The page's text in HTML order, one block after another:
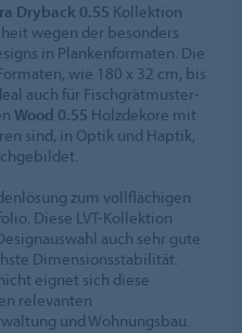
Dryback 0.55 Kollektion
wegen der besonders
in Plankenformaten. Die
wie 180 x 32 cm, bis
auch für Fischgrätmuster-
Wood 0.55 Holzdekore mit
sind, in Optik und Haptik,
zum vollflächigen
Diese LVT-Kollektion
auch sehr gute
Dimensionsstabilität.
eignet sich diese
relevanten
und Wohnungsbau.